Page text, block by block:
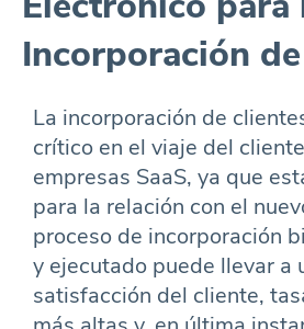
Incorporación
La incorporación de
crítico en el viaje del
empresas SaaS, ya que
para la relación con el
proceso de incorporación
y ejecutado puede llevar a
satisfacción del cliente,